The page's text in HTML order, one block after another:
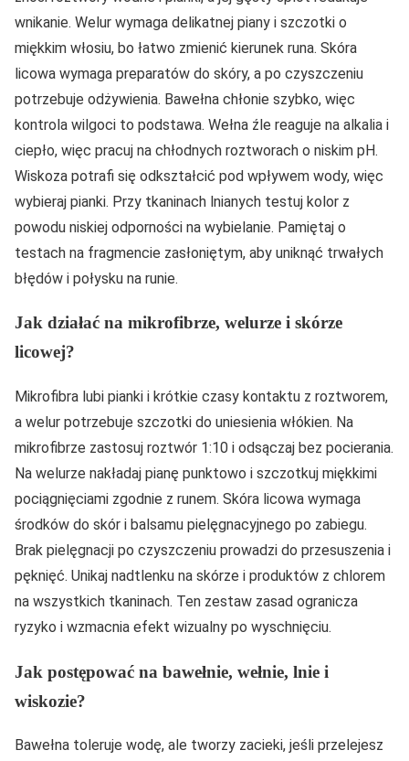
wnikanie. Welur wymaga delikatnej piany i szczotki o
miękkim włosiu, bo łatwo zmienić kierunek runa. Skóra
licowa wymaga preparatów do skóry, a po czyszczeniu
potrzebuje odżywienia. Bawełna chłonie szybko, więc
kontrola wilgoci to podstawa. Wełna źle reaguje na alkalia i
ciepło, więc pracuj na chłodnych roztworach o niskim pH.
Wiskoza potrafi się odkształcić pod wpływem wody, więc
wybieraj pianki. Przy tkaninach lnianych testuj kolor z
powodu niskiej odporności na wybielanie. Pamiętaj o
testach na fragmencie zasłoniętym, aby uniknąć trwałych
błędów i połysku na runie.
Jak działać na mikrofibrze, welurze i skórze
licowej?
Mikrofibra lubi pianki i krótkie czasy kontaktu z roztworem,
a welur potrzebuje szczotki do uniesienia włókien. Na
mikrofibrze zastosuj roztwór 1:10 i odsączaj bez pocierania.
Na welurze nakładaj pianę punktowo i szczotkuj miękkimi
pociągnięciami zgodnie z runem. Skóra licowa wymaga
środków do skór i balsamu pielęgnacyjnego po zabiegu.
Brak pielęgnacji po czyszczeniu prowadzi do przesuszenia i
pęknięć. Unikaj nadtlenku na skórze i produktów z chlorem
na wszystkich tkaninach. Ten zestaw zasad ogranicza
ryzyko i wzmacnia efekt wizualny po wyschnięciu.
Jak postępować na bawełnie, wełnie, lnie i
wiskozie?
Bawełna toleruje wodę, ale tworzy zacieki, jeśli przelejesz